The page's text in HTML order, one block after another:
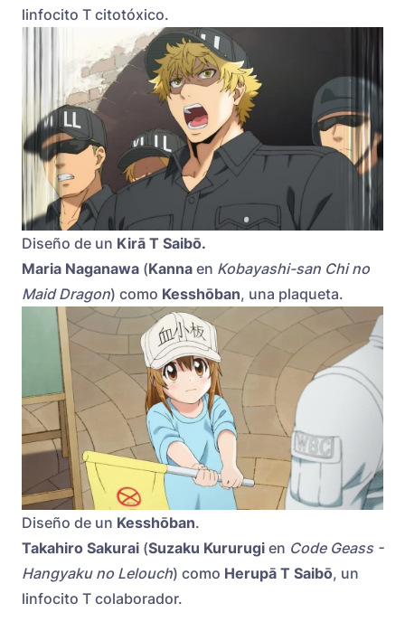
linfocito T citotóxico.
Diseño de un Kirā T Saibō.
Maria Naganawa (Kanna en Kobayashi-san Chi no
Maid Dragon) como Kesshōban, una plaqueta.
Diseño de un Kesshōban.
Takahiro Sakurai (Suzaku Kururugi en Code Geass -
Hangyaku no Lelouch) como Herupā T Saibō, un
linfocito T colaborador.